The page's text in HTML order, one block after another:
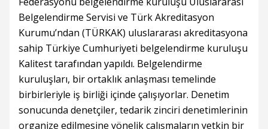
Belgelendirme Servisi ve Türk Akreditasyon
Kurumu’ndan (TÜRKAK) uluslararası akreditasyona
sahip Türkiye Cumhuriyeti belgelendirme kuruluşu
Kalitest tarafından yapıldı. Belgelendirme
kuruluşları, bir ortaklık anlaşması temelinde
birbirleriyle iş birliği içinde çalışıyorlar. Denetim
sonucunda denetçiler, tedarik zinciri denetimlerinin
organize edilmesine yönelik çalışmaların yetkin bir